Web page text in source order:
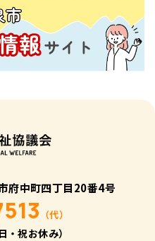
府中町四丁目20番4号
（代）
祝お休み）